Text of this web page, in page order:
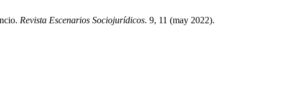
Revista Escenarios Sociojurídicos. 9, 11 (may 2022).